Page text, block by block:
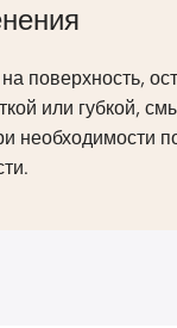
поверхность,
или губкой,
необходимости